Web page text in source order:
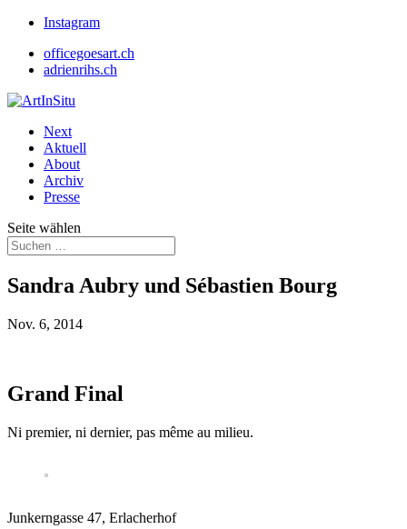
Instagram
officegoesart.ch
adrienrihs.ch
Next
Aktuell
About
Archiv
Presse
Seite wählen
Sandra Aubry und Sébastien Bourg
Nov. 6, 2014
Grand Final
Ni premier, ni dernier, pas même au milieu.
Junkerngasse 47, Erlacherhof